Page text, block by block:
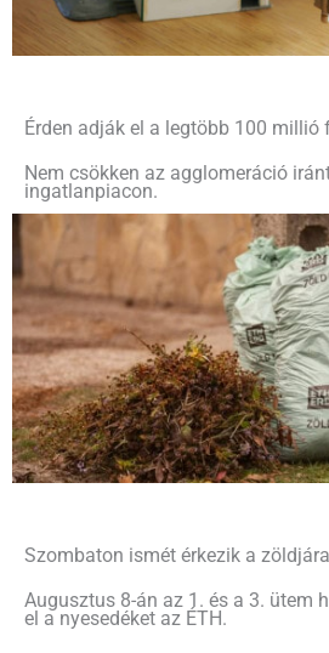
Érden adják el a legtöbb 100
Nem csökken az agglomeráció
ingatlanpiacon.
Szombaton ismét érkezik a
Augusztus 8-án az 1. és a 3. ütem
el a nyesedéket az ÉTH.